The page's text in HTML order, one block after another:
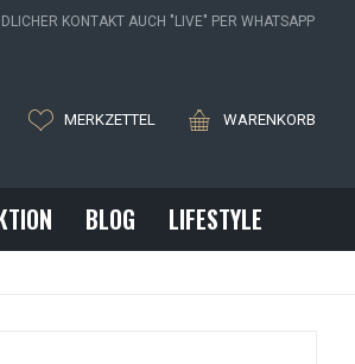
KONTAKT AUCH "LIVE" PER WHATSAPP
WARENKORB
MERKZETTEL
BLOG LIFESTYLE